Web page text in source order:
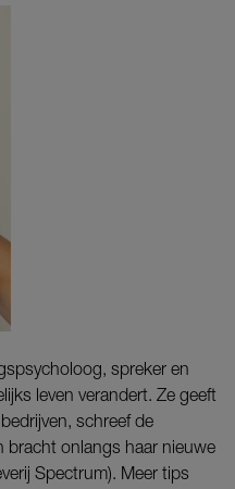
spreker en
leven verandert. Ze geeft
schreef de
bracht onlangs haar nieuwe
Spectrum). Meer tips